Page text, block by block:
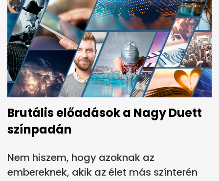
Brutális előadások a Nagy Duett
színpadán
Nem hiszem, hogy azoknak az
embereknek, akik az élet más színterén